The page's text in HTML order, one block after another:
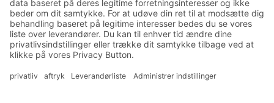
Eksklusiv rabat
Produktnyheder
Tilmeld dig vores nyhedsbrev